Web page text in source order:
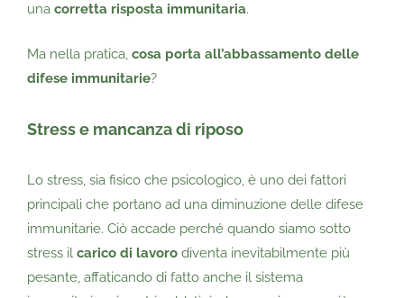
una corretta risposta immunitaria.
Ma nella pratica, cosa porta all’abbassamento delle
difese immunitarie?
Stress e mancanza di riposo
Lo stress, sia fisico che psicologico, è uno dei fattori
principali che portano ad una diminuzione delle difese
immunitarie. Ciò accade perché quando siamo sotto
stress il carico di lavoro diventa inevitabilmente più
pesante, affaticando di fatto anche il sistema